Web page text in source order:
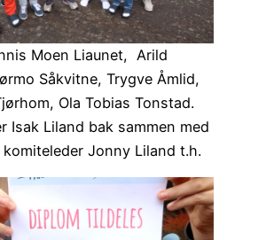
Moen Liaunet, Arild
Såkvitne, Trygve Åmlid,
Ola Tobias Tonstad.
Isak Liland bak sammen med
Jonny Liland t.h.